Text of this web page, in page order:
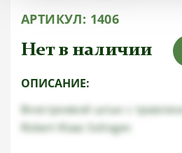
АРТИКУЛ: 1406
Нет в наличии
ОПИСАНИЕ:
Внестроевой штык с
Robert Klaas Solingen